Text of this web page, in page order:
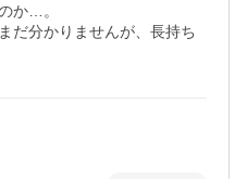
か…。
だ分かりませんが、長持ち